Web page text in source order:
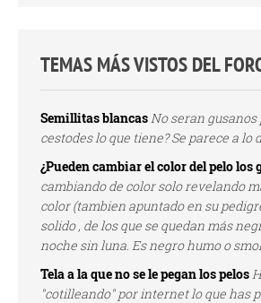
TEMAS MÁS VISTOS DEL
Semillitas blancasNo seran gusanos
cestodes lo que tiene? Se parece a lo
¿Pueden cambiar el color del pelo los
cambiando de color solo revelando
color (tambien apuntado en su
solido , de los que se quedan más
noche sin luna. Es negro humo o
Tela a la que no se le pegan los pelos
"cotilleando" por internet lo que has